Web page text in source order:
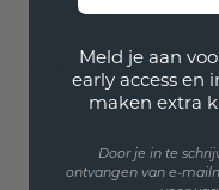
Aanschuifring
half 950 platina
Meld je aan
early access en
maken extra
Door je in te
ontvangen van e-